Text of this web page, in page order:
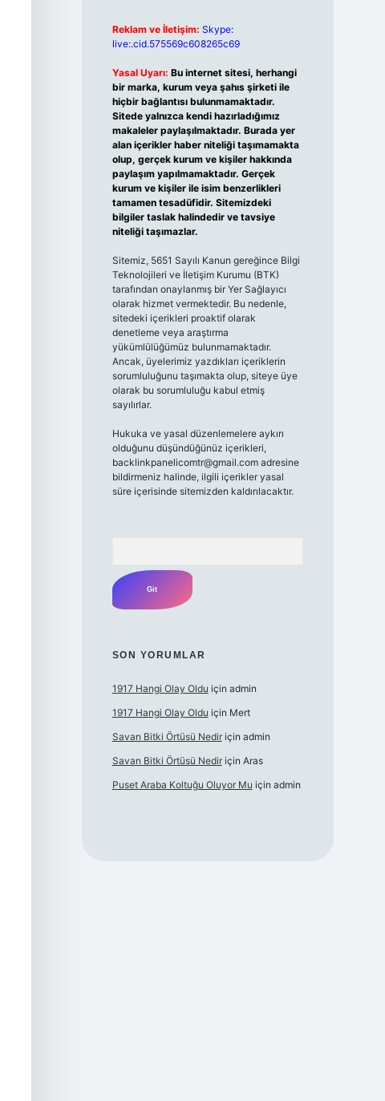
Reklam ve İletişim: Skype:
live:.cid.575569c608265c69
Yasal Uyarı: Bu internet sitesi, herhangi
bir marka, kurum veya şahıs şirketi ile
hiçbir bağlantısı bulunmamaktadır.
Sitede yalnızca kendi hazırladığımız
makaleler paylaşılmaktadır. Burada yer
alan içerikler haber niteliği taşımamakta
olup, gerçek kurum ve kişiler hakkında
paylaşım yapılmamaktadır. Gerçek
kurum ve kişiler ile isim benzerlikleri
tamamen tesadüfidir. Sitemizdeki
bilgiler taslak halindedir ve tavsiye
niteliği taşımazlar.
Sitemiz, 5651 Sayılı Kanun gereğince Bilgi
Teknolojileri ve İletişim Kurumu (BTK)
tarafından onaylanmış bir Yer Sağlayıcı
olarak hizmet vermektedir. Bu nedenle,
sitedeki içerikleri proaktif olarak
denetleme veya araştırma
yükümlülüğümüz bulunmamaktadır.
Ancak, üyelerimiz yazdıkları içeriklerin
sorumluluğunu taşımakta olup, siteye üye
olarak bu sorumluluğu kabul etmiş
sayılırlar.
Hukuka ve yasal düzenlemelere aykırı
olduğunu düşündüğünüz içerikleri,
backlinkpanelicomtr@gmail.comadresine
bildirmeniz halinde, ilgili içerikler yasal
süre içerisinde sitemizden kaldırılacaktır.
SON YORUMLAR
1917 Hangi Olay Oldu için admin
1917 Hangi Olay Oldu için Mert
Savan Bitki Örtüsü Nediriçin admin
Savan Bitki Örtüsü Nediriçin Aras
Puset Araba Koltuğu Oluyor Mu için admin